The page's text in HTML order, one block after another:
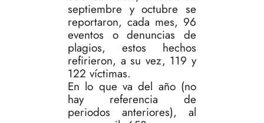
septiembre y octubre se
reportaron, cada mes, 96
eventos o denuncias de
plagios, estos hechos
refirieron, a su vez, 119 y
122 víctimas.
En lo que va del año (no
hay referencia de
periodos anteriores), al